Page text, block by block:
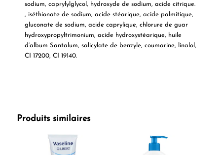
sodium, caprylylglycol, hydroxyde de sodium, acide citrique.
, iséthionate de sodium, acide stéarique, acide palmitique,
gluconate de sodium, acide caprylique, chlorure de guar
hydroxypropyltrimonium, acide hydroxystéarique, huile
d’album Santalum, salicylate de benzyle, coumarine, linalol,
CI 17200, CI 19140.
Produits similaires